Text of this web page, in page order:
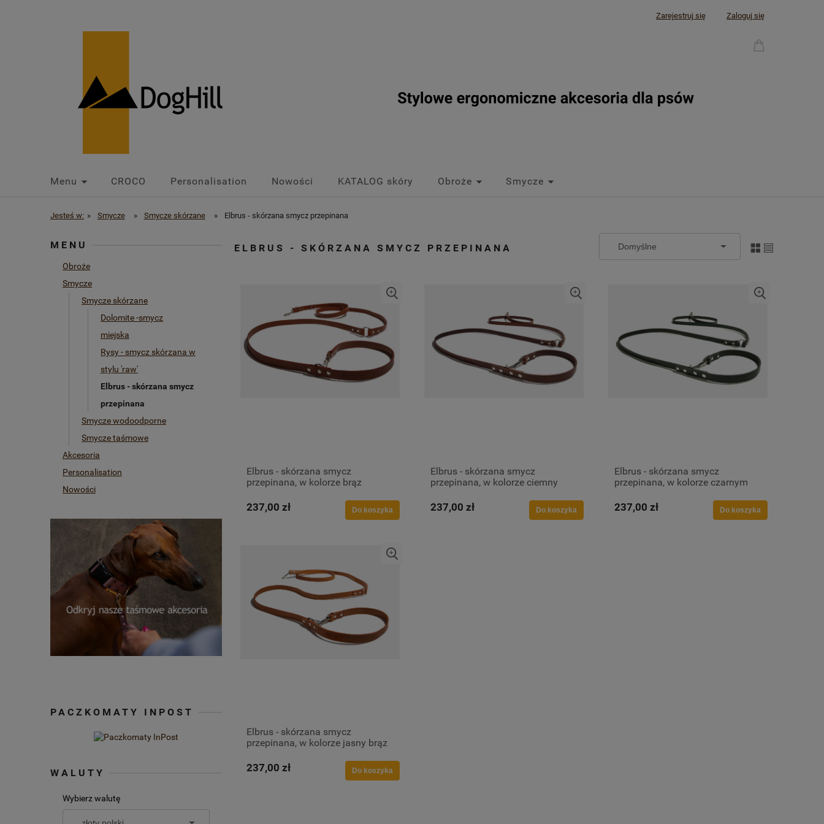
Zarejestruj się Zaloguj się
Menu CROCO Personalisation Nowości KATALOG skóry Obroże Smycze
Jesteś w: » Smycze » Smycze skórzane » Elbrus - skórzana smycz przepinana
MENU
Obroże
Smycze
Smycze skórzane
Dolomite -smycz
miejska
Rysy - smycz skórzana w
stylu 'raw'
Elbrus - skórzana smycz
przepinana
Smycze wodoodporne
Smycze taśmowe
Akcesoria
Personalisation
Nowości
PACZKOMATY INPOST
WALUTY
Wybierz walutę
ELBRUS - SKÓRZANA SMYCZ PRZEPINANA
Elbrus - skórzana smycz
przepinana, w kolorze brąz
237,00 zł Do koszyka
Elbrus - skórzana smycz
przepinana, w kolorze ciemny
237,00 zł Do koszyka
Elbrus - skórzana smycz
przepinana, w kolorze czarnym
237,00 zł Do koszyka
Elbrus - skórzana smycz
przepinana, w kolorze jasny brąz
237,00 zł Do koszyka